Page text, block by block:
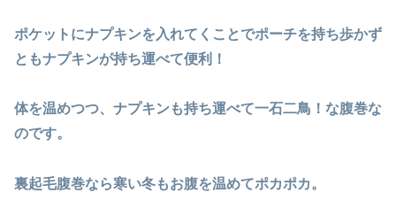
ポケットにナプキンを入れてくことでポーチを持ち歩かず
ともナプキンが持ち運べて便利！
体を温めつつ、ナプキンも持ち運べて一石二鳥！な腹巻な
のです。
裏起毛腹巻なら寒い冬もお腹を温めてポカポカ。